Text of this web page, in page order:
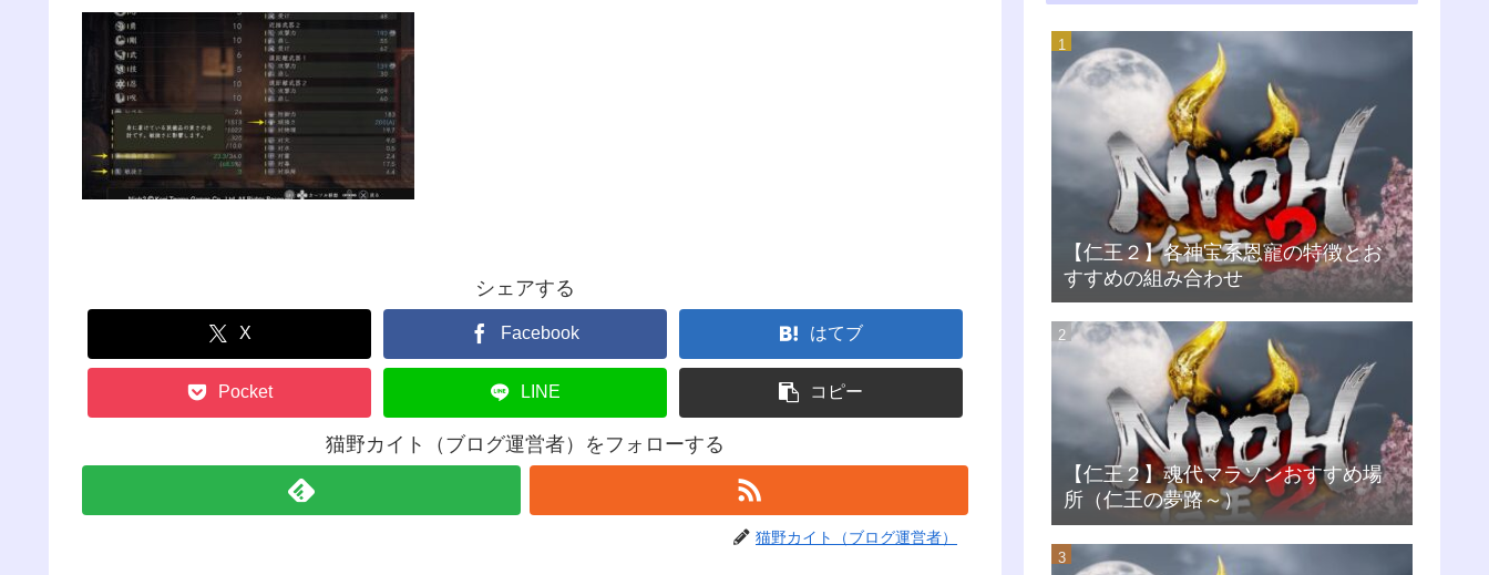
シェアする
X Facebook はてブ
Pocket LINE コピー
猫野カイト（ブログ運営者）をフォローする
猫野カイト（ブログ運営者）
【仁王２】各神宝系恩寵の特徴とお
すすめの組み合わせ
【仁王２】魂代マラソンおすすめ場
所（仁王の夢路～）